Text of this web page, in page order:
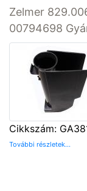
Zelmer
00794698
Cikkszám:
További részletek...